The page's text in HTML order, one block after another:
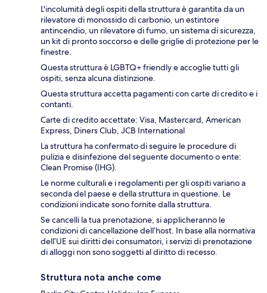
L'incolumità degli ospiti della struttura è garantita da un
rilevatore di monossido di carbonio, un estintore
antincendio, un rilevatore di fumo, un sistema di sicurezza,
un kit di pronto soccorso e delle griglie di protezione per le
finestre.
Questa struttura è LGBTQ+ friendly e accoglie tutti gli
ospiti, senza alcuna distinzione.
Questa struttura accetta pagamenti con carte di credito e i
contanti.
Carte di credito accettate: Visa, Mastercard, American
Express, Diners Club, JCB International
La struttura ha confermato di seguire le procedure di
pulizia e disinfezione del seguente documento o ente:
Clean Promise (IHG).
Le norme culturali e i regolamenti per gli ospiti variano a
seconda del paese e della struttura in questione. Le
condizioni indicate sono fornite dalla struttura.
Se cancelli la tua prenotazione, si applicheranno le
condizioni di cancellazione dell’host. In base alla normativa
dell’UE sui diritti dei consumatori, i servizi di prenotazione
di alloggi non sono soggetti al diritto di recesso.
Struttura nota anche come